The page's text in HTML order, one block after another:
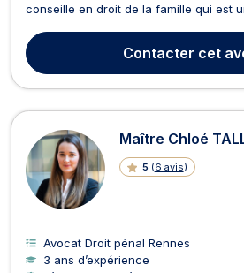
conseille en droit de la famille qui est
pensions alimentaires, la liquidation
séparation, l'autorité parentale,...
Contacter cet
Maître Chloé
5 (6 avis)
Avocat Droit pénal Rennes
3 ans d’expérience